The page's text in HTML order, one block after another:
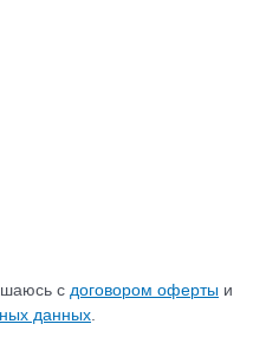
с договором оферты и
данных